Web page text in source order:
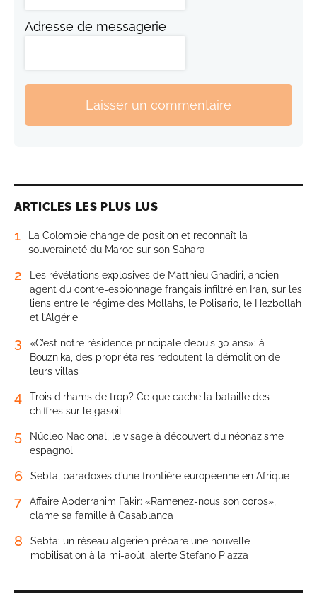
Adresse de messagerie
Laisser un commentaire
ARTICLES LES PLUS LUS
1
La Colombie change de position et reconnaît la
souveraineté du Maroc sur son Sahara
2
Les révélations explosives de Matthieu Ghadiri, ancien
agent du contre-espionnage français infiltré en Iran, sur les
liens entre le régime des Mollahs, le Polisario, le Hezbollah
et l’Algérie
3
«C’est notre résidence principale depuis 30 ans»: à
Bouznika, des propriétaires redoutent la démolition de
leurs villas
4
Trois dirhams de trop? Ce que cache la bataille des
chiffres sur le gasoil
5
Núcleo Nacional, le visage à découvert du néonazisme
espagnol
6 Sebta, paradoxes d’une frontière européenne en Afrique
7
Affaire Abderrahim Fakir: «Ramenez-nous son corps»,
clame sa famille à Casablanca
8
Sebta: un réseau algérien prépare une nouvelle
mobilisation à la mi-août, alerte Stefano Piazza